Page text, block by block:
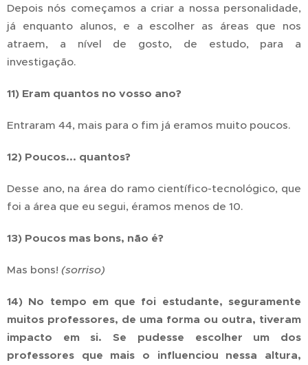
Depois nós começamos a criar a nossa personalidade,
já enquanto alunos, e a escolher as áreas que nos
atraem, a nível de gosto, de estudo, para a
investigação.
11) Eram quantos no vosso ano?
Entraram 44, mais para o fim já eramos muito poucos.
12) Poucos... quantos?
Desse ano, na área do ramo científico-tecnológico, que
foi a área que eu segui, éramos menos de 10.
13) Poucos mas bons, não é?
Mas bons! (sorriso)
14) No tempo em que foi estudante, seguramente
muitos professores, de uma forma ou outra, tiveram
impacto em si. Se pudesse escolher um dos
professores que mais o influenciou nessa altura,